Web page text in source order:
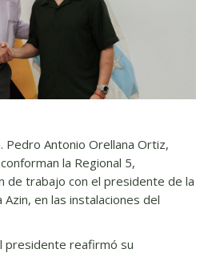
Pedro Antonio Orellana Ortiz,
la Regional 5,
de trabajo con el presidente de la
Azin, en las instalaciones del
presidente reafirmó su